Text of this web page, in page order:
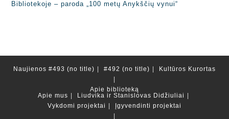
Bibliotekoje – paroda „100 metų Anykščių vynui“
Naujienos #493 (no title) #492 (no title) Kultūros Kurortas
Apie biblioteką
Apie mus
Liudvika ir Stanislovas Didžiuliai
Vykdomi projektai
Įgyvendinti projektai